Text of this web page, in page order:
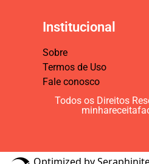
Institucional
Sobre
Termos de Uso
Fale conosco
Todos os Direitos